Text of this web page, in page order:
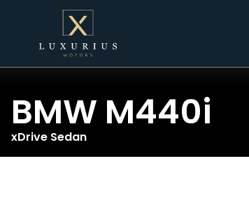
BMW M440i
xDrive Sedan